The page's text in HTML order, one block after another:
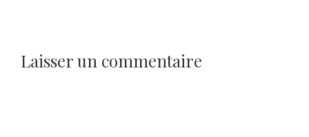
Laisser un commentaire